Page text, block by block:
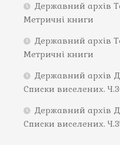
Державний архів
Метричні книги
Державний архів
Метричні книги
Державний архів
Списки виселених.
Державний архів
Списки виселених.